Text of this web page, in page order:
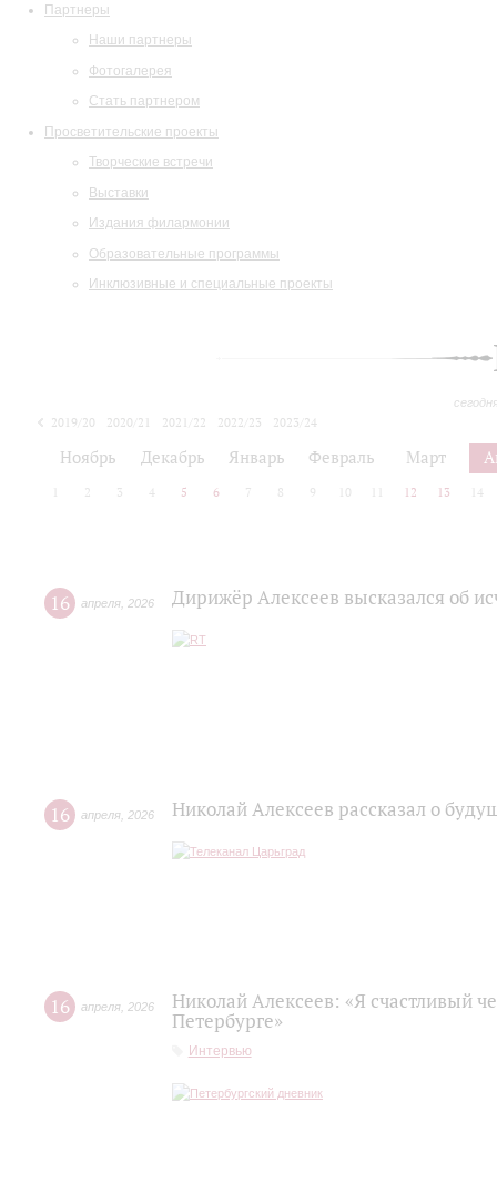
Партнеры
Наши партнеры
Фотогалерея
Стать партнером
Просветительские проекты
Творческие встречи
Выставки
Издания филармонии
Образовательные программы
Инклюзивные и специальные проекты
2019/20 2020/21 2021/22 2022/23
2023/24
Ноябрь Декабрь Январь Февраль Март
2 3 4 5 6 7 8 9 10 12 13 14
16 апреля 2026 Дирижёр Алексеев высказался об
16 апреля 2026 Николай Алексеев рассказал о
16 апреля 2026
Николай Алексеев: «Я счастливый
Петербурге»
Интервью